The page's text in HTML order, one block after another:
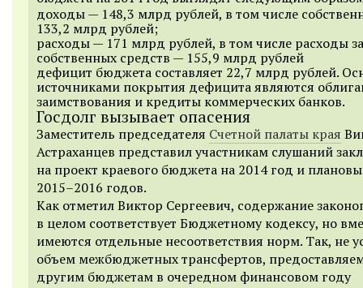
доходы — 148,3 млрд рублей, в том числе
133,2 млрд рублей;
расходы — 171 млрд рублей, в том числе расходы
собственных средств — 155,9 млрд рублей
дефицит бюджета составляет 22,7 млрд рублей.
источниками покрытия дефицита являются
заимствования и кредиты коммерческих банков.
Госдолг вызывает опасения
Заместитель председателя Счетной палаты края
Астраханцев представил участникам слушаний
на проект краевого бюджета на 2014 год и
2015–2016 годов.
Как отметил Виктор Сергеевич, содержание
в целом соответствует Бюджетному кодексу, но
имеются отдельные несоответствия норм. Так, не
объем межбюджетных трансфертов,
другим бюджетам в очередном финансовом году